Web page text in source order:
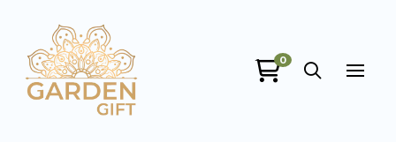
0
Garden Gift